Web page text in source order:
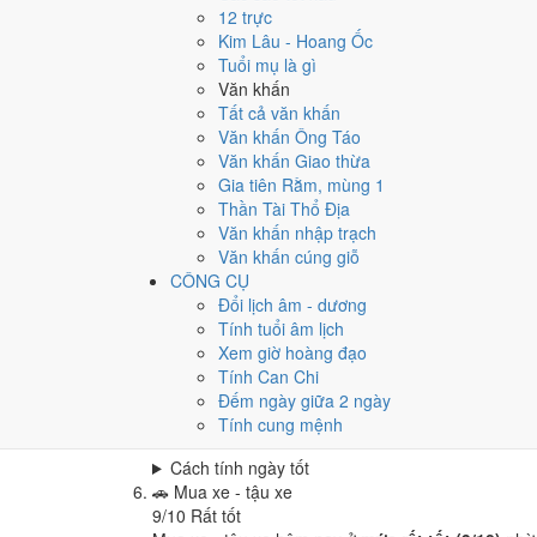
12 trực
Kim Lâu - Hoang Ốc
Tuổi mụ là gì
Văn khấn
Tất cả văn khấn
Văn khấn Ông Táo
Văn khấn Giao thừa
Gia tiên Rằm, mùng 1
Thần Tài Thổ Địa
Văn khấn nhập trạch
Văn khấn cúng giỗ
CÔNG CỤ
Đổi lịch âm - dương
Tính tuổi âm lịch
Xem giờ hoàng đạo
Tính Can Chi
Đếm ngày giữa 2 ngày
Tính cung mệnh
Cách tính ngày tốt
Khai trương - mở cửa hàng
/10Rất tốt
Khai trương - mở cửa hàng hôm nay ở
Cách tính ngày tốt
Ký hợp đồng - giao ước
Rất tốt
Ký hợp đồng - giao ước hôm nay ở
Cách tính ngày tốt
🏗️ Động thổ - khởi công
Rất tốt
Động thổ - khởi công hôm nay ở
Cách tính ngày tốt
Nhập trạch - vào nhà mới
Rất tốt
Nhập trạch - vào nhà mới hôm nay ở
Cách tính ngày tốt
🚗 Mua xe - tậu xe
9/10 Rất tốt